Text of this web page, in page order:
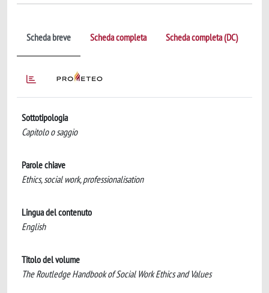
Scheda breve Scheda completa Scheda completa (DC)
Sottotipologia
Capitolo o saggio
Parole chiave
Ethics, social work, professionalisation
Lingua del contenuto
English
Titolo del volume
The Routledge Handbook of Social Work Ethics and Values